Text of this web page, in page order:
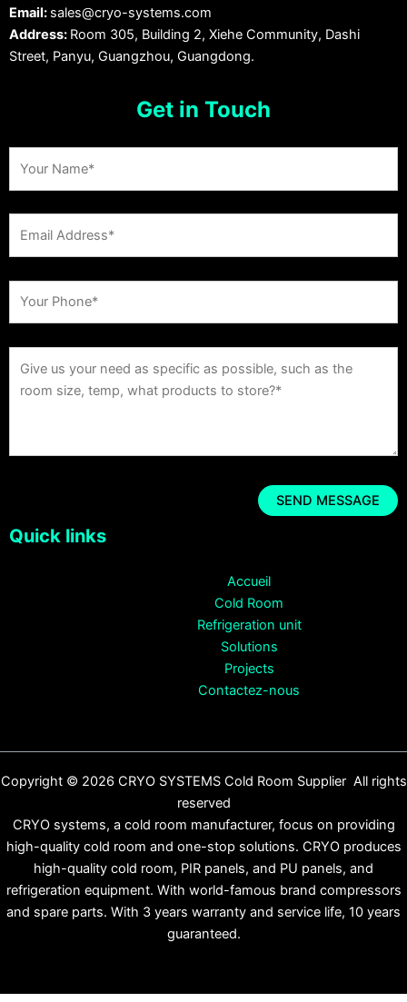
Email: sales@cryo-systems.com
Address: Room 305, Building 2, Xiehe Community, Dashi
Street, Panyu, Guangzhou, Guangdong.
Get in Touch
Quick links
Accueil
Cold Room
Refrigeration unit
Solutions
Projects
Contactez-nous
Copyright © 2026 CRYO SYSTEMS Cold Room Supplier All rights
reserved
CRYO systems, a cold room manufacturer, focus on providing
high-quality cold room and one-stop solutions. CRYO produces
high-quality cold room, PIR panels, and PU panels, and
refrigeration equipment. With world-famous brand compressors
and spare parts. With 3 years warranty and service life, 10 years
guaranteed.